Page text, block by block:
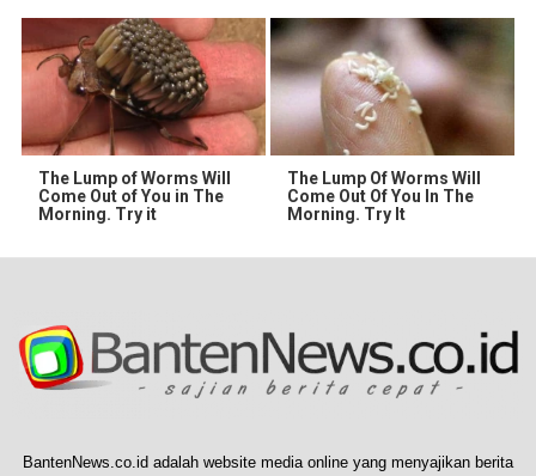
The Lump of Worms Will
Come Out of You in The
Morning. Try it
The Lump Of Worms Will
Come Out Of You In The
Morning. Try It
BantenNews.co.id adalah website media online yang menyajikan berita